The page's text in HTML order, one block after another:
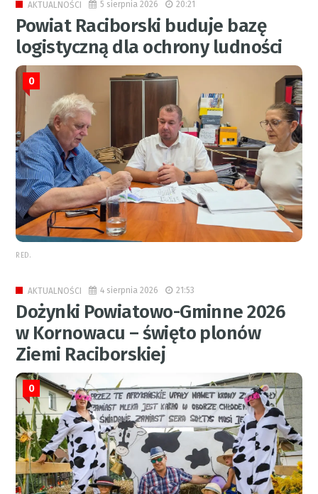
AKTUALNOŚCI 5 sierpnia 2026 20:21
Powiat Raciborski buduje bazę
logistyczną dla ochrony ludności
0
RED.
AKTUALNOŚCI 4 sierpnia 2026 21:53
Dożynki Powiatowo-Gminne 2026
w Kornowacu – święto plonów
Ziemi Raciborskiej
0